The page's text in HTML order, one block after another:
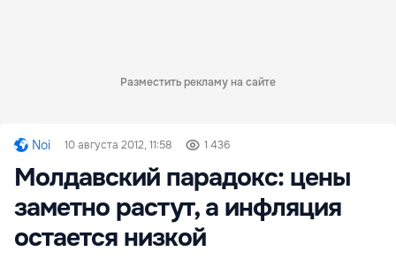
Разместить рекламу на сайте
Noi 10 августа 2012, 11:58 1 436
Молдавский парадокс: цены
заметно растут, а инфляция
остается низкой